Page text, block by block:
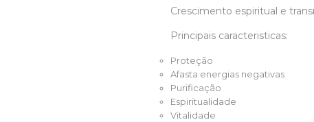
Crescimento espiritual e
Principais caracteristicas:
Proteção
Afasta energias negativas
Purificação
Espiritualidade
Vitalidade